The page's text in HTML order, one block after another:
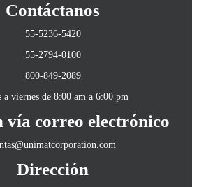
Contáctanos
55-5236-5420
55-2794-0100
800-849-2089
a viernes de 8:00 am a 6:00 pm
vía correo electrónico
Dirección